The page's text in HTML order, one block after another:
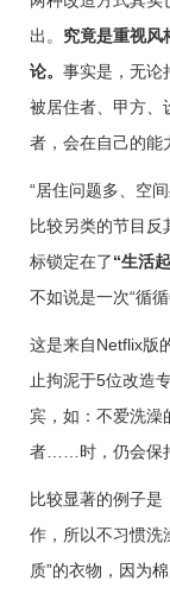
出。 究竟是重视风
论。 事实是，无论
被居住者、甲方、
者，会在自己的能
“居住问题多、空
比较另类的节目反
标锁定在了“生活
不如说是一次“循
这是来自Netflix版
止拘泥于5位改造
宾，如：不爱洗澡
者……时，仍会保
比较显著的例子
作，所以不习惯洗
质”的衣物，因为